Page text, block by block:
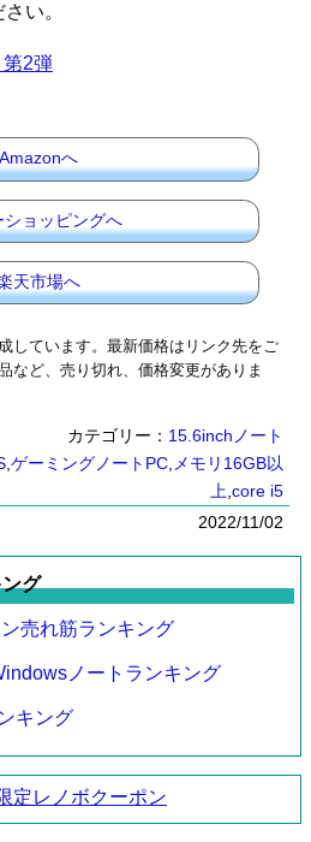
い。
2弾
Amazonへ
ショッピングへ
天市場へ
しています。最新価格はリンク先をご
など、売り切れ、価格変更がありま
カテゴリー： 15.6inchノート
ゲーミングノートPC メモリ16GB以
上 core i5
2022/11/02
グ
売れ筋ランキング
ノートランキング
キング
定レノボクーポン